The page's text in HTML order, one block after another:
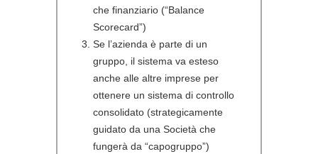
che finanziario (“Balance
Scorecard”)
Se l’azienda è parte di un
gruppo, il sistema va esteso
anche alle altre imprese per
ottenere un sistema di controllo
consolidato (strategicamente
guidato da una Società che
fungerà da “capogruppo”)